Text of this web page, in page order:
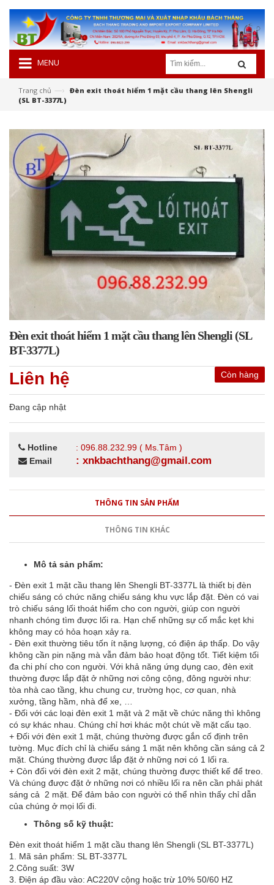
MENU
Trang chủ —› Đèn exit thoát hiểm 1 mặt cầu thang lên Shengli
(SL BT-3377L)
Đèn exit thoát hiểm 1 mặt cầu thang lên Shengli (SL
BT-3377L)
Còn hàng
Liên hệ
Đang cập nhật
Hotline
: 096.88.232.99 ( Ms.Tâm )
Email
: xnkbachthang@gmail.com
THÔNG TIN SẢN PHẨM
THÔNG TIN KHÁC
Mô tả sản phẩm:
- Đèn exit 1 mặt cầu thang lên Shengli BT-3377L là thiết bị đèn
chiếu sáng có chức năng chiếu sáng khu vực lắp đặt. Đèn có vai
trò chiếu sáng lối thoát hiểm cho con người, giúp con người
nhanh chóng tìm được lối ra. Hạn chế những sự cố mắc kẹt khi
không may có hỏa hoạn xảy ra.
- Đèn exit thường tiêu tốn ít nặng lượng, có điện áp thấp. Do vậy
không cần pin nặng mà vẫn đảm bảo hoạt động tốt. Tiết kiệm tối
đa chi phí cho con người. Với khả năng ứng dụng cao, đèn exit
thường được lắp đặt ở những nơi công cộng, đông người như:
tòa nhà cao tầng, khu chung cư, trường học, cơ quan, nhà
xưởng, tầng hầm, nhà để xe, …
- Đối với các loại đèn exit 1 mặt và 2 mặt về chức năng thì không
có sự khác nhau. Chúng chỉ hơi khác một chút về mặt cấu tạo.
+ Đối với đèn exit 1 mặt, chúng thường được gắn cố định trên
tường. Mục đích chỉ là chiếu sáng 1 mặt nên không cần sáng cả 2
mặt. Chúng thường được lắp đặt ở những nơi có 1 lối ra.
+ Còn đối với đèn exit 2 mặt, chúng thường được thiết kế để treo.
Và chúng được đặt ở những nơi có nhiều lối ra nên cần phải phát
sáng cả 2 mặt. Để đảm bảo con người có thể nhìn thấy chỉ dẫn
của chúng ở mọi lối đi.
Thông số kỹ thuật:
Đèn exit thoát hiểm 1 mặt cầu thang lên Shengli (SL BT-3377L)
1. Mã sản phẩm: SL BT-3377L
2.Công suất: 3W
3. Điện áp đầu vào: AC220V cộng hoặc trừ 10% 50/60 HZ